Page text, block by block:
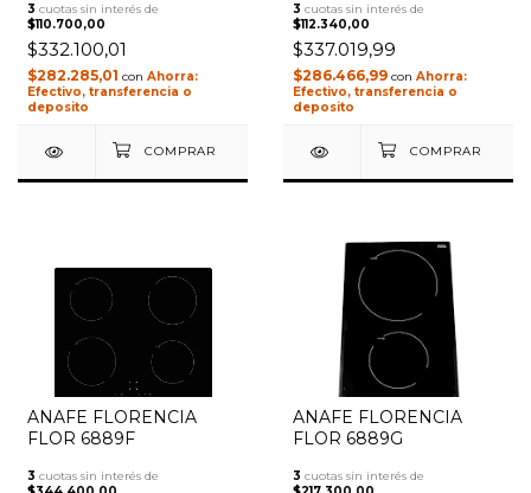
3 cuotas sin interés de
$110.700,00
$332.100,01
$282.285,01 con
Efectivo, transferencia o
deposito
3 cuotas sin interés de
$112.340,00
$337.019,99
$286.466,99 con
Efectivo, transferencia o
deposito
ANAFE FLORENCIA
FLOR 6889F
3 cuotas sin interés de
ANAFE FLORENCIA
FLOR 6889G
3 cuotas sin interés de